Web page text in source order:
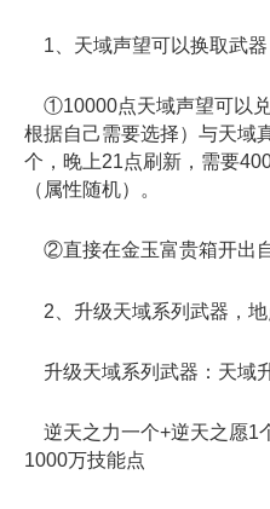
1、天域声望可以换取武器
①10000点天域声望可以兑
根据自己需要选择）与天域
个，晚上21点刷新，需要
（属性随机）。
②直接在金玉富贵箱开出自
2、升级天域系列武器，地
升级天域系列武器：天域
逆天之力一个+逆天之愿1
1000万技能点